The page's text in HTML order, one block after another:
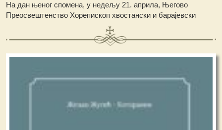
На дан њеног спомена, у недељу 21. априла, Његово
Преосвештенство Хорепископ хвостански и барајевски